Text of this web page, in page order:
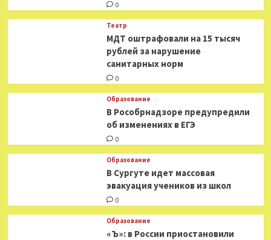
0
Театр
МДТ оштрафовали на 15 тысяч
рублей за нарушение
санитарных норм
0
Образование
В Рособрнадзоре предупредили
об изменениях в ЕГЭ
0
Образование
В Сургуте идет массовая
эвакуация учеников из школ
0
Образование
«Ъ»: в России приостановили